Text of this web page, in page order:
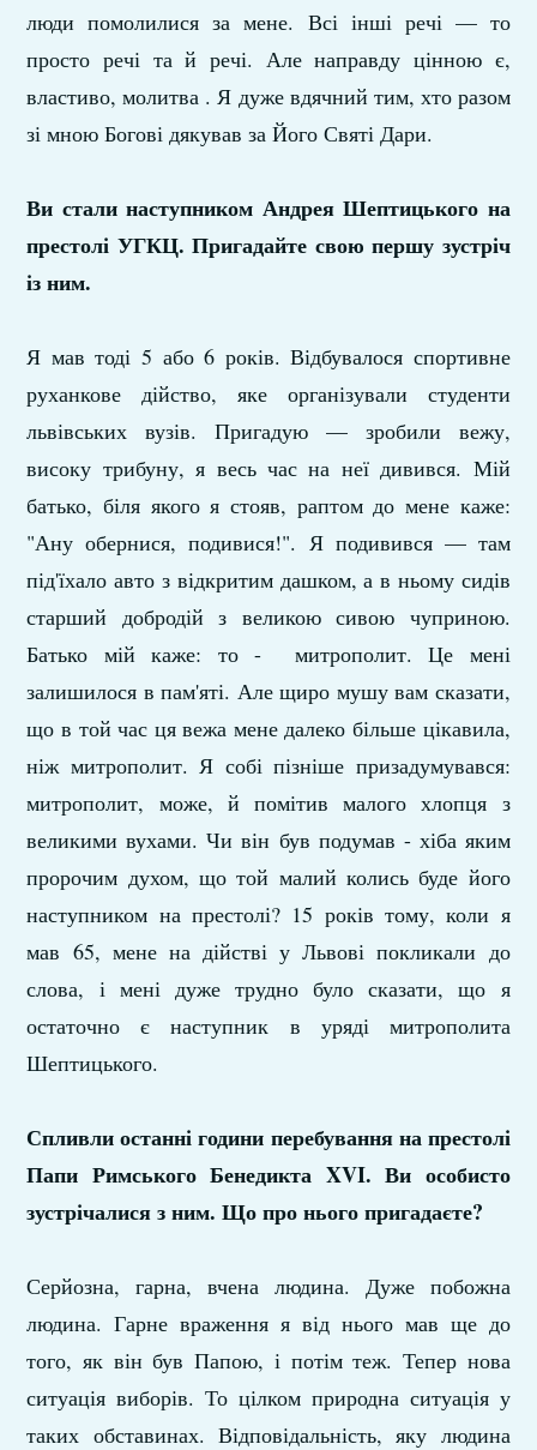
люди помолилися за мене. Всі інші речі — то
просто речі та й речі. Але направду цінною є,
властиво, молитва . Я дуже вдячний тим, хто разом
зі мною Богові дякував за Його Святі Дари.
Ви стали наступником Андрея Шептицького на
престолі УГКЦ. Пригадайте свою першу зустріч
із ним.
Я мав тоді 5 або 6 років. Відбувалося спортивне
руханкове дійство, яке організували студенти
львівських вузів. Пригадую — зробили вежу,
високу трибуну, я весь час на неї дивився. Мій
батько, біля якого я стояв, раптом до мене каже:
"Ану обернися, подивися!". Я подивився — там
під'їхало авто з відкритим дашком, а в ньому сидів
старший добродій з великою сивою чуприною.
Батько мій каже: то - митрополит. Це мені
залишилося в пам'яті. Але щиро мушу вам сказати,
що в той час ця вежа мене далеко більше цікавила,
ніж митрополит. Я собі пізніше призадумувався:
митрополит, може, й помітив малого хлопця з
великими вухами. Чи він був подумав - хіба яким
пророчим духом, що той малий колись буде його
наступником на престолі? 15 років тому, коли я
мав 65, мене на дійстві у Львові покликали до
слова, і мені дуже трудно було сказати, що я
остаточно є наступник в уряді митрополита
Шептицького.
Спливли останні години перебування на престолі
Папи Римського Бенедикта XVI. Ви особисто
зустрічалися з ним. Що про нього пригадаєте?
Серйозна, гарна, вчена людина. Дуже побожна
людина. Гарне враження я від нього мав ще до
того, як він був Папою, і потім теж. Тепер нова
ситуація виборів. То цілком природна ситуація у
таких обставинах. Відповідальність, яку людина